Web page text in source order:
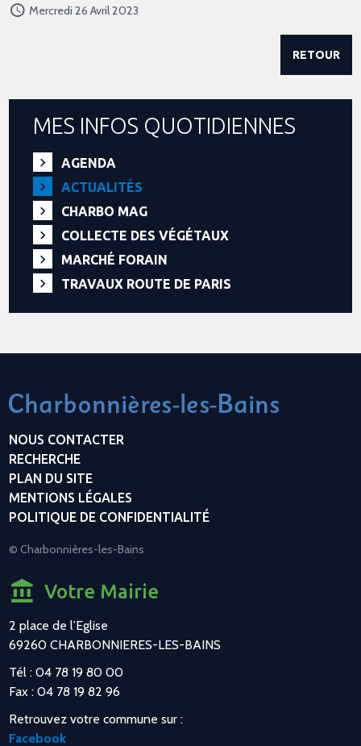
Mercredi 26 Avril 2023
RETOUR
MES INFOS QUOTIDIENNES
AGENDA
ACTUALITÉS
CHARBO MAG
COLLECTE DES VÉGÉTAUX
MARCHÉ FORAIN
TRAVAUX ROUTE DE PARIS
NOUS CONTACTER
RECHERCHE
PLAN DU SITE
MENTIONS LÉGALES
POLITIQUE DE CONFIDENTIALITÉ
© Charbonnières-les-Bains
Votre Mairie
2 place de l’Eglise
69260 CHARBONNIERES-LES-BAINS
Tél : 04 78 19 80 00
Fax : 04 78 19 82 96
Retrouvez votre commune sur :
Facebook